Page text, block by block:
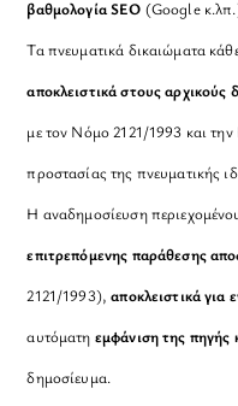
βαθμολογία SEO (Google
Τα πνευματικά δικαιώματα
αποκλειστικά στους αρχικούς
με τον Νόμο 2121/1993 και
προστασίας της πνευματικής
Η αναδημοσίευση
επιτρεπόμενης παράθεσης
2121/1993), αποκλειστικά για
αυτόματη εμφάνιση της πηγής
δημοσίευμα.